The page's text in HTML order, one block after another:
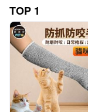
TOP 1